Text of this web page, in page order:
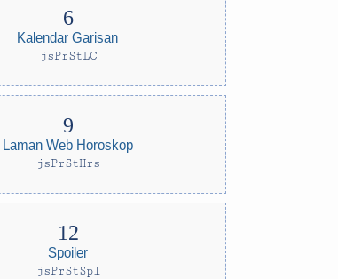
Kalendar Garisan
jsPrStLC
Laman Web Horoskop
jsPrStHrs
Spoiler
jsPrStSpl